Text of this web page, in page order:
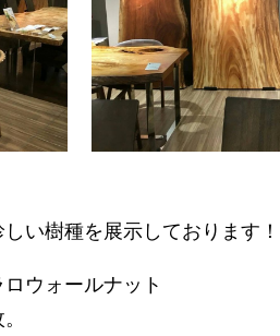
い樹種を展示しております！
ウォールナット